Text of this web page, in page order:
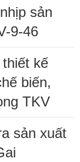
sản
9-46
kế
biến,
TKV
sản xuất